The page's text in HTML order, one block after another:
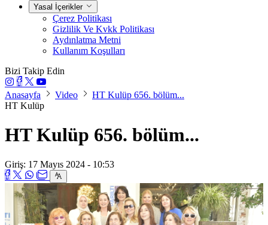
Yasal İçerikler
Çerez Politikası
Gizlilik Ve Kvkk Politikası
Aydınlatma Metni
Kullanım Koşulları
Bizi Takip Edin
Anasayfa Video
HT Kulüp 656. bölüm...
HT Kulüp
HT Kulüp 656. bölüm...
Giriş: 17 Mayıs 2024 - 10:53